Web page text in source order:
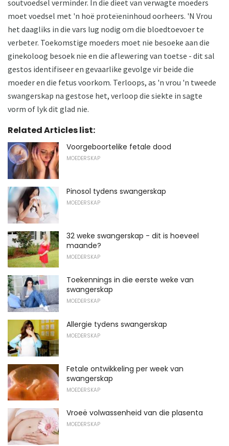
soutvoedsel verminder. In die dieet van verwagte moeders
moet voedsel met 'n hoë proteïeninhoud oorheers. 'N Vrou
het daagliks in die vars lug nodig om die bloedtoevoer te
verbeter. Toekomstige moeders moet nie besoeke aan die
ginekoloog besoek nie en die aflewering van toetse - dit sal
gestos identifiseer en gevaarlike gevolge vir beide die
moeder en die fetus voorkom. Terloops, as 'n vrou 'n tweede
swangerskap na gestose het, verloop die siekte in sagte
vorm of lyk dit glad nie.
Related Articles list:
Voorgeboortelike fetale dood
MOEDERSKAP
Pinosol tydens swangerskap
MOEDERSKAP
32 weke swangerskap - dit is hoeveel
maande?
MOEDERSKAP
Toekennings in die eerste weke van
swangerskap
MOEDERSKAP
Allergie tydens swangerskap
MOEDERSKAP
Fetale ontwikkeling per week van
swangerskap
MOEDERSKAP
Vroeë volwassenheid van die plasenta
MOEDERSKAP